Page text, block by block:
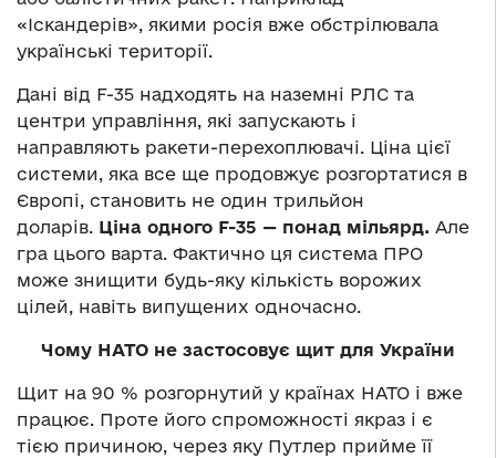
«Іскандерів», якими росія вже обстрілювала
українські території.
Дані від F-35 надходять на наземні РЛС та
центри управління, які запускають і
направляють ракети-перехоплювачі. Ціна цієї
системи, яка все ще продовжує розгортатися в
Європі, становить не один трильйон
доларів. Ціна одного F-35 — понад мільярд. Але
гра цього варта. Фактично ця система ПРО
може знищити будь-яку кількість ворожих
цілей, навіть випущених одночасно.
Чому НАТО не застосовує щит для України
Щит на 90 % розгорнутий у країнах НАТО і вже
працює. Проте його спроможності якраз і є
тією причиною, через яку Путлер прийме її